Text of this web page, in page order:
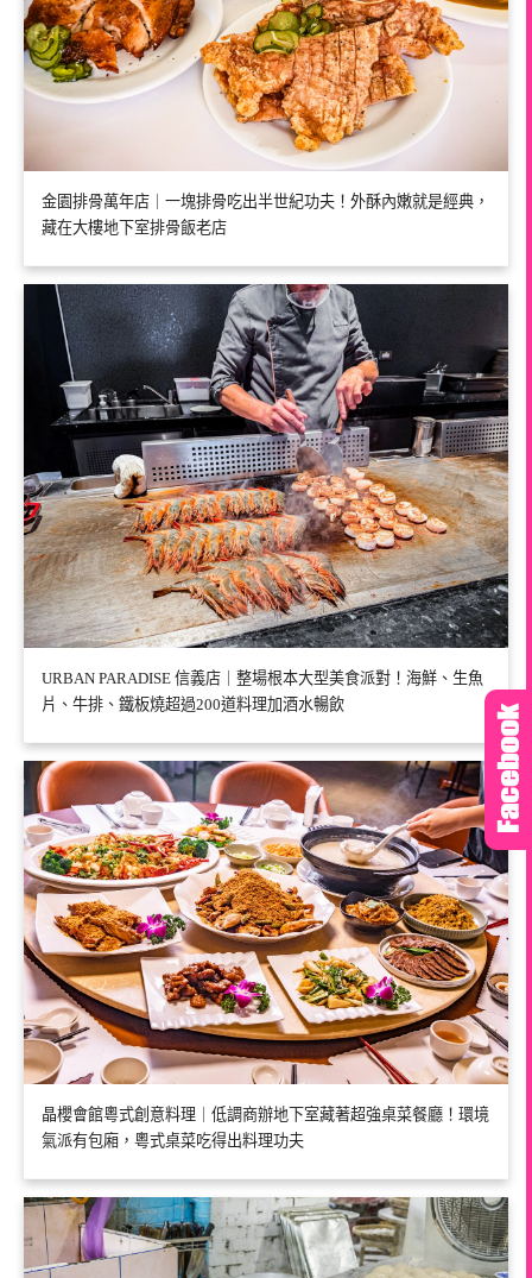
金園排骨萬年店｜一塊排骨吃出半世紀功夫！外酥內嫩就是經典，
藏在大樓地下室排骨飯老店
URBAN PARADISE 信義店｜整場根本大型美食派對！海鮮、生魚
片、牛排、鐵板燒超過200道料理加酒水暢飲
晶櫻會館粵式創意料理｜低調商辦地下室藏著超強桌菜餐廳！環境
氣派有包廂，粵式桌菜吃得出料理功夫